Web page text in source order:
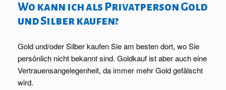
Wo kann ich als Privatperson Gold
und Silber kaufen?
Gold und/oder Silber kaufen Sie am besten dort, wo Sie
persönlich nicht bekannt sind. Goldkauf ist aber auch eine
Vertrauensangelegenheit, da immer mehr Gold gefälscht
wird.